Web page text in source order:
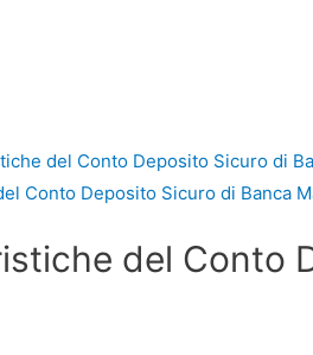
del Conto Deposito Sicuro di
Conto Deposito Sicuro di Banca
del Conto